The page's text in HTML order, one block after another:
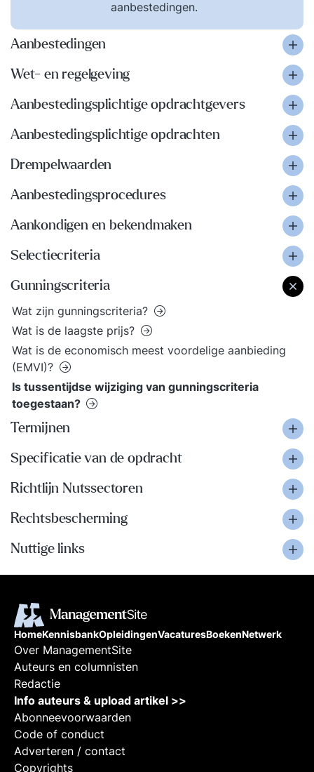
aanbestedingen.
Aanbestedingen
Wet- en regelgeving
Aanbestedingsplichtige opdrachtgevers
Aanbestedingsplichtige opdrachten
Drempelwaarden
Aanbestedingsprocedures
Aankondigen en bekendmaken
Selectiecriteria
Gunningscriteria
Wat zijn gunningscriteria?
Wat is de laagste prijs?
Wat is de economisch meest voordelige aanbieding
(EMVI)?
Is tussentijdse wijziging van gunningscriteria
toegestaan?
Termijnen
Specificatie van de opdracht
Richtlijn Nutssectoren
Rechtsbescherming
Nuttige links
HomeKennisbankOpleidingenVacaturesBoekenNetwerk
Over ManagementSite
Auteurs en columnisten
Redactie
Info auteurs & upload artikel >>
Abonneevoorwaarden
Code of conduct
Adverteren / contact
Copyrights